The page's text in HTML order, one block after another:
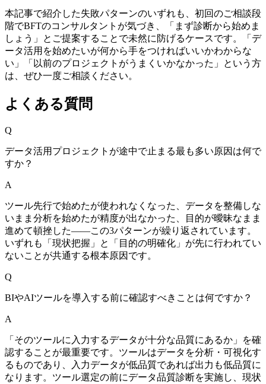
本記事で紹介した失敗パターンのいずれも、初回のご相談段
階でBFTのコンサルタントが気づき、「まず診断から始めま
しょう」とご提案することで未然に防げるケースです。「デ
ータ活用を始めたいが何から手をつければいいかわからな
い」「以前のプロジェクトがうまくいかなかった」という方
は、ぜひ一度ご相談ください。
よくある質問
Q
データ活用プロジェクトが途中で止まる最も多い原因は何で
すか？
A
ツール先行で始めたが使われなくなった、データを整備しな
いまま分析を始めたが精度が出なかった、目的が曖昧なまま
進めて頓挫した——この3パターンが繰り返されています。
いずれも「現状把握」と「目的の明確化」が先に行われてい
ないことが共通する根本原因です。
Q
BIやAIツールを導入する前に確認すべきことは何ですか？
A
「そのツールに入力するデータが十分な品質にあるか」を確
認することが最重要です。ツールはデータを分析・可視化す
るものであり、入力データが低品質であれば出力も低品質に
なります。ツール選定の前にデータ品質診断を実施し、現状